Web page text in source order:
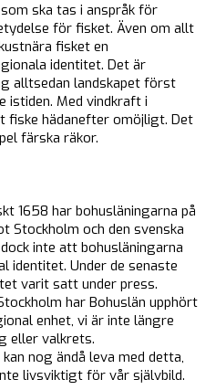
ska tas i anspråk för
för fisket. Även om allt
fisket en
identitet. Det är
alltsedan landskapet först
istiden. Med vindkraft i
hädanefter omöjligt. Det
färska räkor.
1658 har bohusläningarna på
Stockholm och den svenska
inte att bohusläningarna
identitet. Under de senaste
varit satt under press.
har Bohuslän upphört
enhet, vi är inte längre
eller valkrets.
nog ändå leva med detta,
livsviktigt för vår självbild.